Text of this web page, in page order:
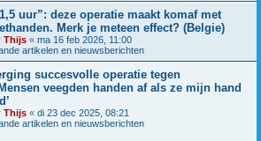
uur”: deze operatie maakt komaf met
Merk je meteen effect? (Belgie)
Thijs « ma 16 feb 2026, 11:00
artikelen en nieuwsberichten
succesvolle operatie tegen
veegden handen af als ze mijn hand
Thijs « di 23 dec 2025, 08:21
artikelen en nieuwsberichten